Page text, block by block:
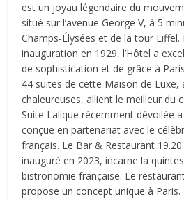
est un joyau légendaire du
situé sur l’avenue George V, à 5
Champs-Élysées et de la tour Eiffel.
inauguration en 1929, l’Hôtel a
de sophistication et de grâce à
44 suites de cette Maison de Luxe,
chaleureuses, allient le meilleur du
Suite Lalique récemment dévoilée
conçue en partenariat avec le
français. Le Bar & Restaurant
inauguré en 2023, incarne la
bistronomie française. Le
propose un concept unique à Paris.